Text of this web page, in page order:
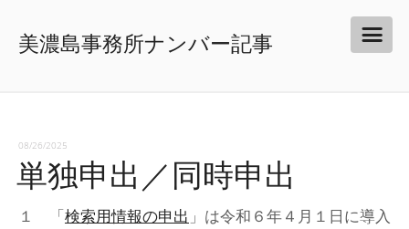
美濃島事務所ナンバー記事
08/26/2025
単独申出／同時申出
１ 「検索用情報の申出 」は令和６年４月１日に導入